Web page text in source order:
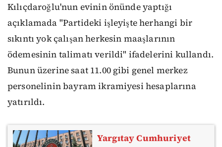
Kılıçdaroğlu'nun evinin önünde yaptığı
açıklamada "Partideki işleyişte herhangi bir
sıkıntı yok çalışan herkesin maaşlarının
ödemesinin talimatı verildi" ifadelerini kullandı.
Bunun üzerine saat 11.00 gibi genel merkez
personelinin bayram ikramiyesi hesaplarına
yatırıldı.
Yargıtay Cumhuriyet